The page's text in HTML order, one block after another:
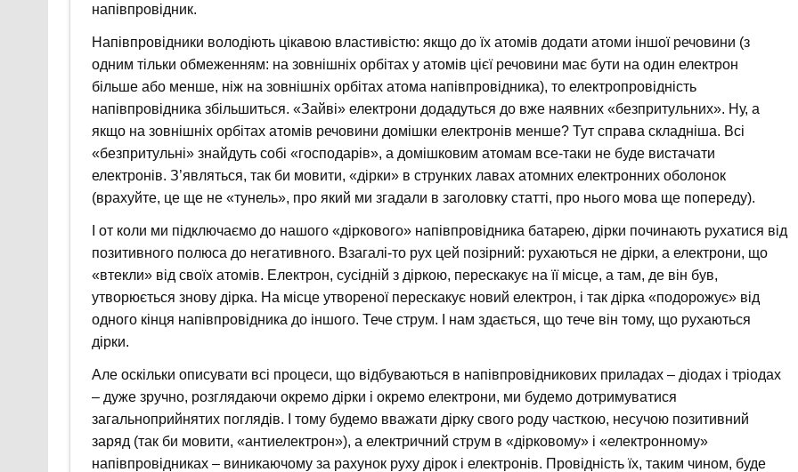
напівпровідник.
Напівпровідники володіють цікавою властивістю: якщо до їх атомів додати атоми іншої речовини (з
одним тільки обмеженням: на зовнішніх орбітах у атомів цієї речовини має бути на один електрон
більше або менше, ніж на зовнішніх орбітах атома напівпровідника), то електропровідність
напівпровідника збільшиться. «Зайві» електрони додадуться до вже наявних «безпритульних». Ну, а
якщо на зовнішніх орбітах атомів речовини домішки електронів менше? Тут справа складніша. Всі
«безпритульні» знайдуть собі «господарів», а домішковим атомам все-таки не буде вистачати
електронів. З’являться, так би мовити, «дірки» в струнких лавах атомних електронних оболонок
(врахуйте, це ще не «тунель», про який ми згадали в заголовку статті, про нього мова ще попереду).
І от коли ми підключаємо до нашого «діркового» напівпровідника батарею, дірки починають рухатися від
позитивного полюса до негативного. Взагалі-то рух цей позірний: рухаються не дірки, а електрони, що
«втекли» від своїх атомів. Електрон, сусідній з діркою, перескакує на її місце, а там, де він був,
утворюється знову дірка. На місце утвореної перескакує новий електрон, і так дірка «подорожує» від
одного кінця напівпровідника до іншого. Тече струм. І нам здається, що тече він тому, що рухаються
дірки.
Але оскільки описувати всі процеси, що відбуваються в напівпровідникових приладах – діодах і тріодах
– дуже зручно, розглядаючи окремо дірки і окремо електрони, ми будемо дотримуватися
загальноприйнятих поглядів. І тому будемо вважати дірку свого роду часткою, несучою позитивний
заряд (так би мовити, «антиелектрон»), а електричний струм в «дірковому» і «електронному»
напівпровідниках – виникаючому за рахунок руху дірок і електронів. Провідність їх, таким чином, буде